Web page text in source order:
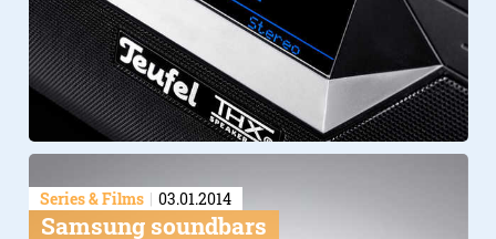
Series & Films 03.01.2014
Samsung soundbars